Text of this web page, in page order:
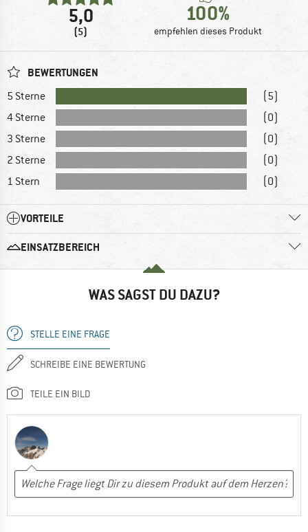
5,0
(5)
100%
empfehlen dieses Produkt
BEWERTUNGEN
5 Sterne
(5)
4 Sterne
(0)
3 Sterne
(0)
2 Sterne
(0)
1 Stern
(0)
VORTEILE
EINSATZBEREICH
WAS SAGST DU DAZU?
STELLE EINE FRAGE
SCHREIBE EINE BEWERTUNG
TEILE EIN BILD